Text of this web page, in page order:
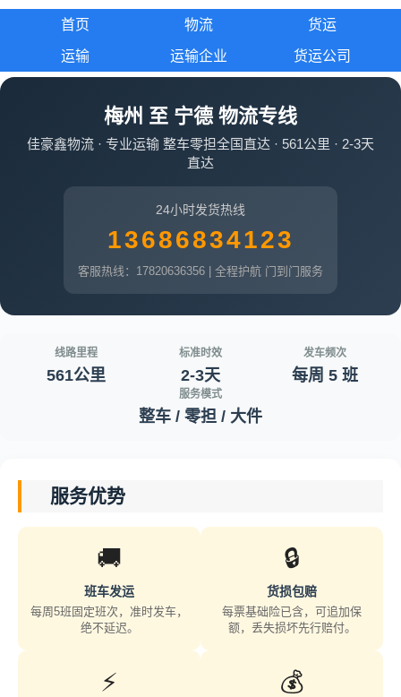
首页 物流 货运
运输 运输企业 货运公司
梅州 至 宁德 物流专线
佳豪鑫物流 · 专业运输 整车零担全国直达 · 561公里 · 2-3天
直达
24小时发货热线
13686834123
客服热线：17820636356 | 全程护航 门到门服务
线路里程
561公里
标准时效
2-3天
发车频次
每周 5 班
服务模式
整车 / 零担 / 大件
服务优势
🚚
班车发运
每周5班固定班次，准时发车，
绝不延迟。
🔒
货损包赔
每票基础险已含，可追加保
额，丢失损坏先行赔付。
⚡ 💰